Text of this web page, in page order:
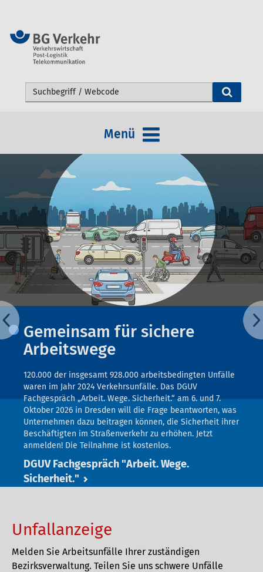
Webseite durchsuchen
Menü
Gemeinsam für sichere
Arbeitswege
120.000 der insgesamt 928.000 arbeitsbedingten Unfälle
waren im Jahr 2024 Verkehrsunfälle. Das DGUV
Fachgespräch „Arbeit. Wege. Sicherheit.“ am 6. und 7.
Oktober 2026 in Dresden will die Frage beantworten, was
Unternehmen dazu beitragen können, die Sicherheit ihrer
Beschäftigten im Straßenverkehr zu erhöhen. Jetzt
anmelden! Die Teilnahme ist kostenlos.
DGUV Fachgespräch "Arbeit. Wege.
Sicherheit."
Unfallanzeige
Melden Sie Arbeitsunfälle Ihrer zuständigen
Bezirksverwaltung. Teilen Sie uns schwere Unfälle